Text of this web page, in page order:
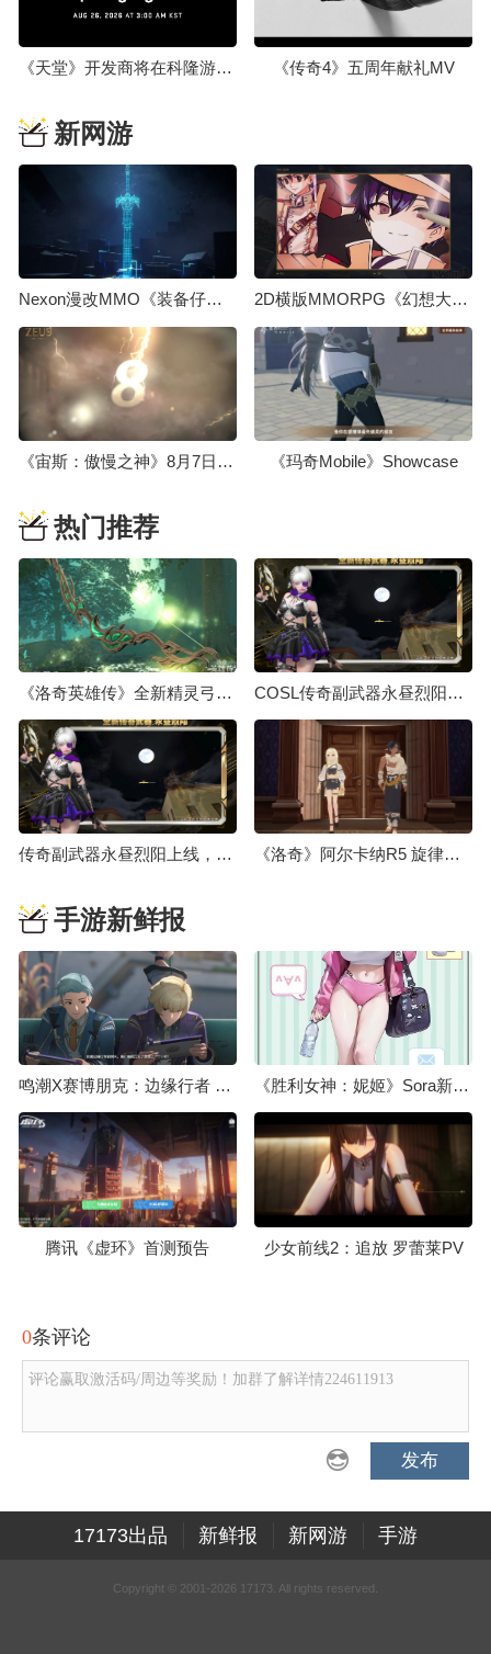
《天堂》开发商将在科隆游戏展2026上公开未曝光新作 《传奇4》五周年献礼MV
新网游
Nexon漫改MMO《装备仔：OVERGEARED》先导预告，2026年上线 2D横版MMORPG《幻想大师》首个制作视频今日发布
《宙斯：傲慢之神》8月7日举办线上展示会，发布日期届时公开 《玛奇Mobile》Showcase
热门推荐
《洛奇英雄传》全新精灵弓箭手“露米艾尔”8月18日登场！ COSL传奇副武器永昼烈阳上线 大灾变终章决战打响
传奇副武器永昼烈阳上线，大灾变终章决战打响 《洛奇》阿尔卡纳R5 旋律操纵师&狂怒斗士强势登场！
手游新鲜报
鸣潮X赛博朋克：边缘行者 联动预告 《胜利女神：妮姬》Sora新服装介绍
腾讯《虚环》首测预告 少女前线2：追放 罗蕾莱PV
0条评论
评论赢取激活码/周边等奖励！加群了解详情224611913
发布
17173出品 新鲜报 新网游 手游
Copyright © 2001-2026 17173. All rights reserved.